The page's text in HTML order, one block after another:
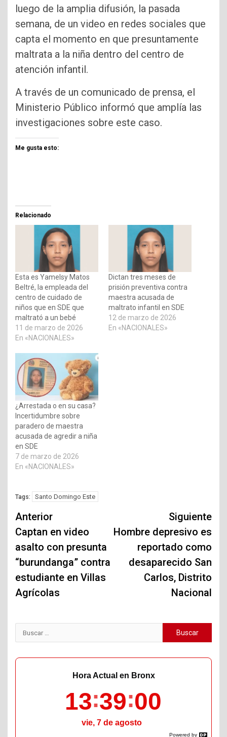
luego de la amplia difusión, la pasada
semana, de un video en redes sociales que
capta el momento en que presuntamente
maltrata a la niña dentro del centro de
atención infantil.
A través de un comunicado de prensa, el
Ministerio Público informó que amplía las
investigaciones sobre este caso.
Me gusta esto:
Relacionado
Esta es Yamelsy Matos
Beltré, la empleada del
centro de cuidado de
niños que en SDE que
maltrató a un bebé
11 de marzo de 2026
En «NACIONALES»
Dictan tres meses de
prisión preventiva contra
maestra acusada de
maltrato infantil en SDE
12 de marzo de 2026
En «NACIONALES»
¿Arrestada o en su casa?
Incertidumbre sobre
paradero de maestra
acusada de agredir a niña
en SDE
7 de marzo de 2026
En «NACIONALES»
Tags: Santo Domingo Este
Navegación
de
entradas
Anterior
Captan en video
asalto con presunta
“burundanga” contra
estudiante en Villas
Agrícolas
Siguiente
Hombre depresivo es
reportado como
desaparecido San
Carlos, Distrito
Nacional
Buscar:
Powered by
Hora Actual en Bronx
13 39 01
vie, 7 de agosto